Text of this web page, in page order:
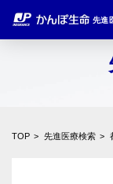
先進
TOP 先進医療検索